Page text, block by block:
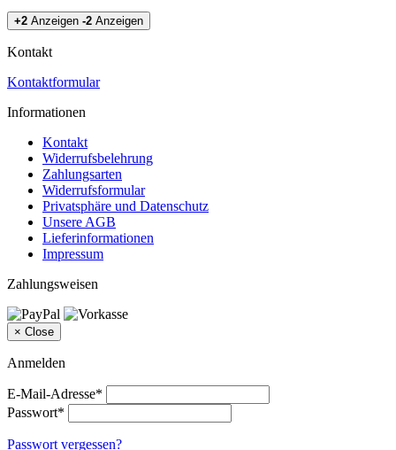
+2 Anzeigen -2 Anzeigen
Kontakt
Kontaktformular
Informationen
Kontakt
Widerrufsbelehrung
Zahlungsarten
Widerrufsformular
Privatsphäre und Datenschutz
Unsere AGB
Lieferinformationen
Impressum
Zahlungsweisen
× Close
Anmelden
E-Mail-Adresse*
Passwort*
Passwort vergessen?